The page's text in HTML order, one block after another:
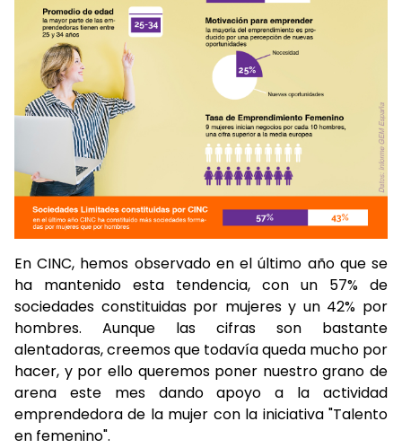
En CINC, hemos observado en el último año que se
ha mantenido esta tendencia, con un 57% de
sociedades constituidas por mujeres y un 42% por
hombres. Aunque las cifras son bastante
alentadoras, creemos que todavía queda mucho por
hacer, y por ello queremos poner nuestro grano de
arena este mes dando apoyo a la actividad
emprendedora de la mujer con la iniciativa "Talento
en femenino".